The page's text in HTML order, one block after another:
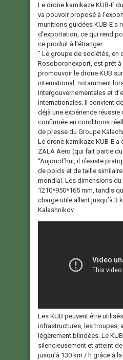
Le drone kamikaze KUB-E
va pouvoir proposé à
munitions guidées KUB-E a
d’exportation, ce qui rend
ce produit à l’étranger .
” Le groupe de sociétés, en
Rosoboronexport, est prêt à
promouvoir le drone KUB
international, notamment
intergouvernementales et
internationales. Il convient
déjà une expérience réussie
confirmée en conditions
de presse du Groupe
Le drone kamikaze KUB-E a
ZALA Aero (qui fait partie
“Aujourd’hui, il n’existe
de poids et de taille
mondial. Les dimensions du
1210*950*165 mm, tandis
charge utile allant jusqu’à 3
Kalashnikov.
Les KUB peuvent être
infrastructures, les troupes,
légèrement blindées. Le
silencieusement et atteint
jusqu’à 130 km / h grâce à